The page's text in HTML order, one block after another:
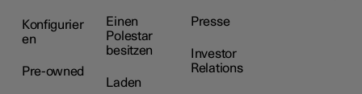
Konfigurier
en
Pre-owned
Einen
Polestar
besitzen
Laden
Presse
Investor
Relations